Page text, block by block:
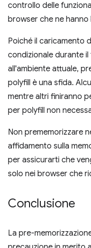
controllo delle
browser che ne hanno
Poiché il caricamento
condizionale durante
all'ambiente attuale,
polyfill è una sfida.
mentre altri finiranno
per polyfill non
Non prememorizzare
affidamento sulla
per assicurarti che
solo nei browser che
Conclusione
La pre-